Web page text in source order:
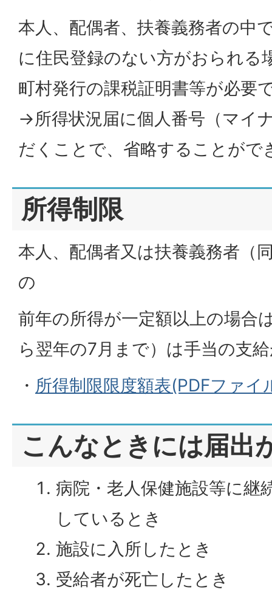
本人、配偶者、扶養義務者の中
に住民登録のない方がおられる
町村発行の課税証明書等が必要
→所得状況届に個人番号（マイ
だくことで、省略することがで
所得制限
本人、配偶者又は扶養義務者（
の
前年の所得が一定額以上の場合
ら翌年の7月まで）は手当の支
・ 所得制限限度額表(PDFファイ
こんなときには届出
病院・老人保健施設等に継
しているとき
施設に入所したとき
受給者が死亡したとき